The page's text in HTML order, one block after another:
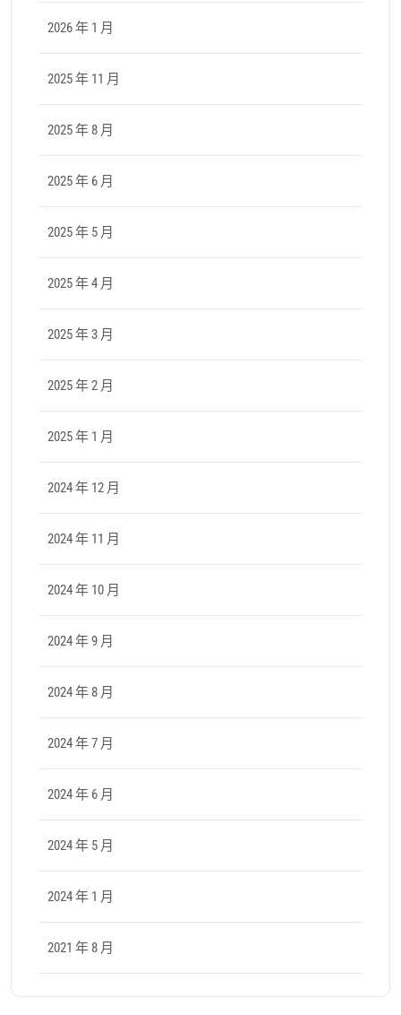
2026 年 1 月
2025 年 11 月
2025 年 8 月
2025 年 6 月
2025 年 5 月
2025 年 4 月
2025 年 3 月
2025 年 2 月
2025 年 1 月
2024 年 12 月
2024 年 11 月
2024 年 10 月
2024 年 9 月
2024 年 8 月
2024 年 7 月
2024 年 6 月
2024 年 5 月
2024 年 1 月
2021 年 8 月